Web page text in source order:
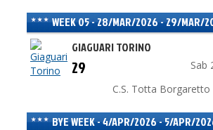
WEEK 05 - 28/MAR/2026 - 29/MAR/
GIAGUARI TORINO
Sab
29
C.S. Totta Borgaretto
BYE WEEK - 4/APR/2026 - 5/APR/